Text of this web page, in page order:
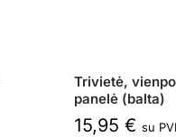
Trivietė,
panelė (balta)
15,95 € su